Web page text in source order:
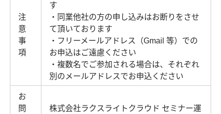
注
意
事
項
す
・同業他社の方の申し込みはお断りをさせ
て頂いております
・フリーメールアドレス（Gmail 等）での
お申込はご遠慮ください
・複数名でご参加される場合は、それぞれ
別のメールアドレスでお申込ください
お
問
株式会社ラクスライトクラウド セミナー運